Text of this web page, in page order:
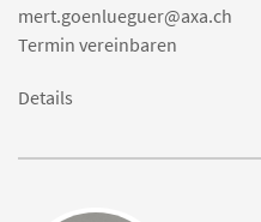
mert.goenlueguer@axa.ch
Termin vereinbaren
Details